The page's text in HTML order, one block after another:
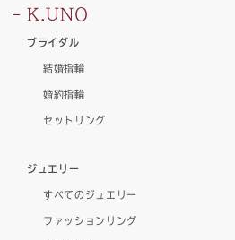
K.UNO
ブライダル
結婚指輪
婚約指輪
セットリング
ジュエリー
すべてのジュエリー
ファッションリング